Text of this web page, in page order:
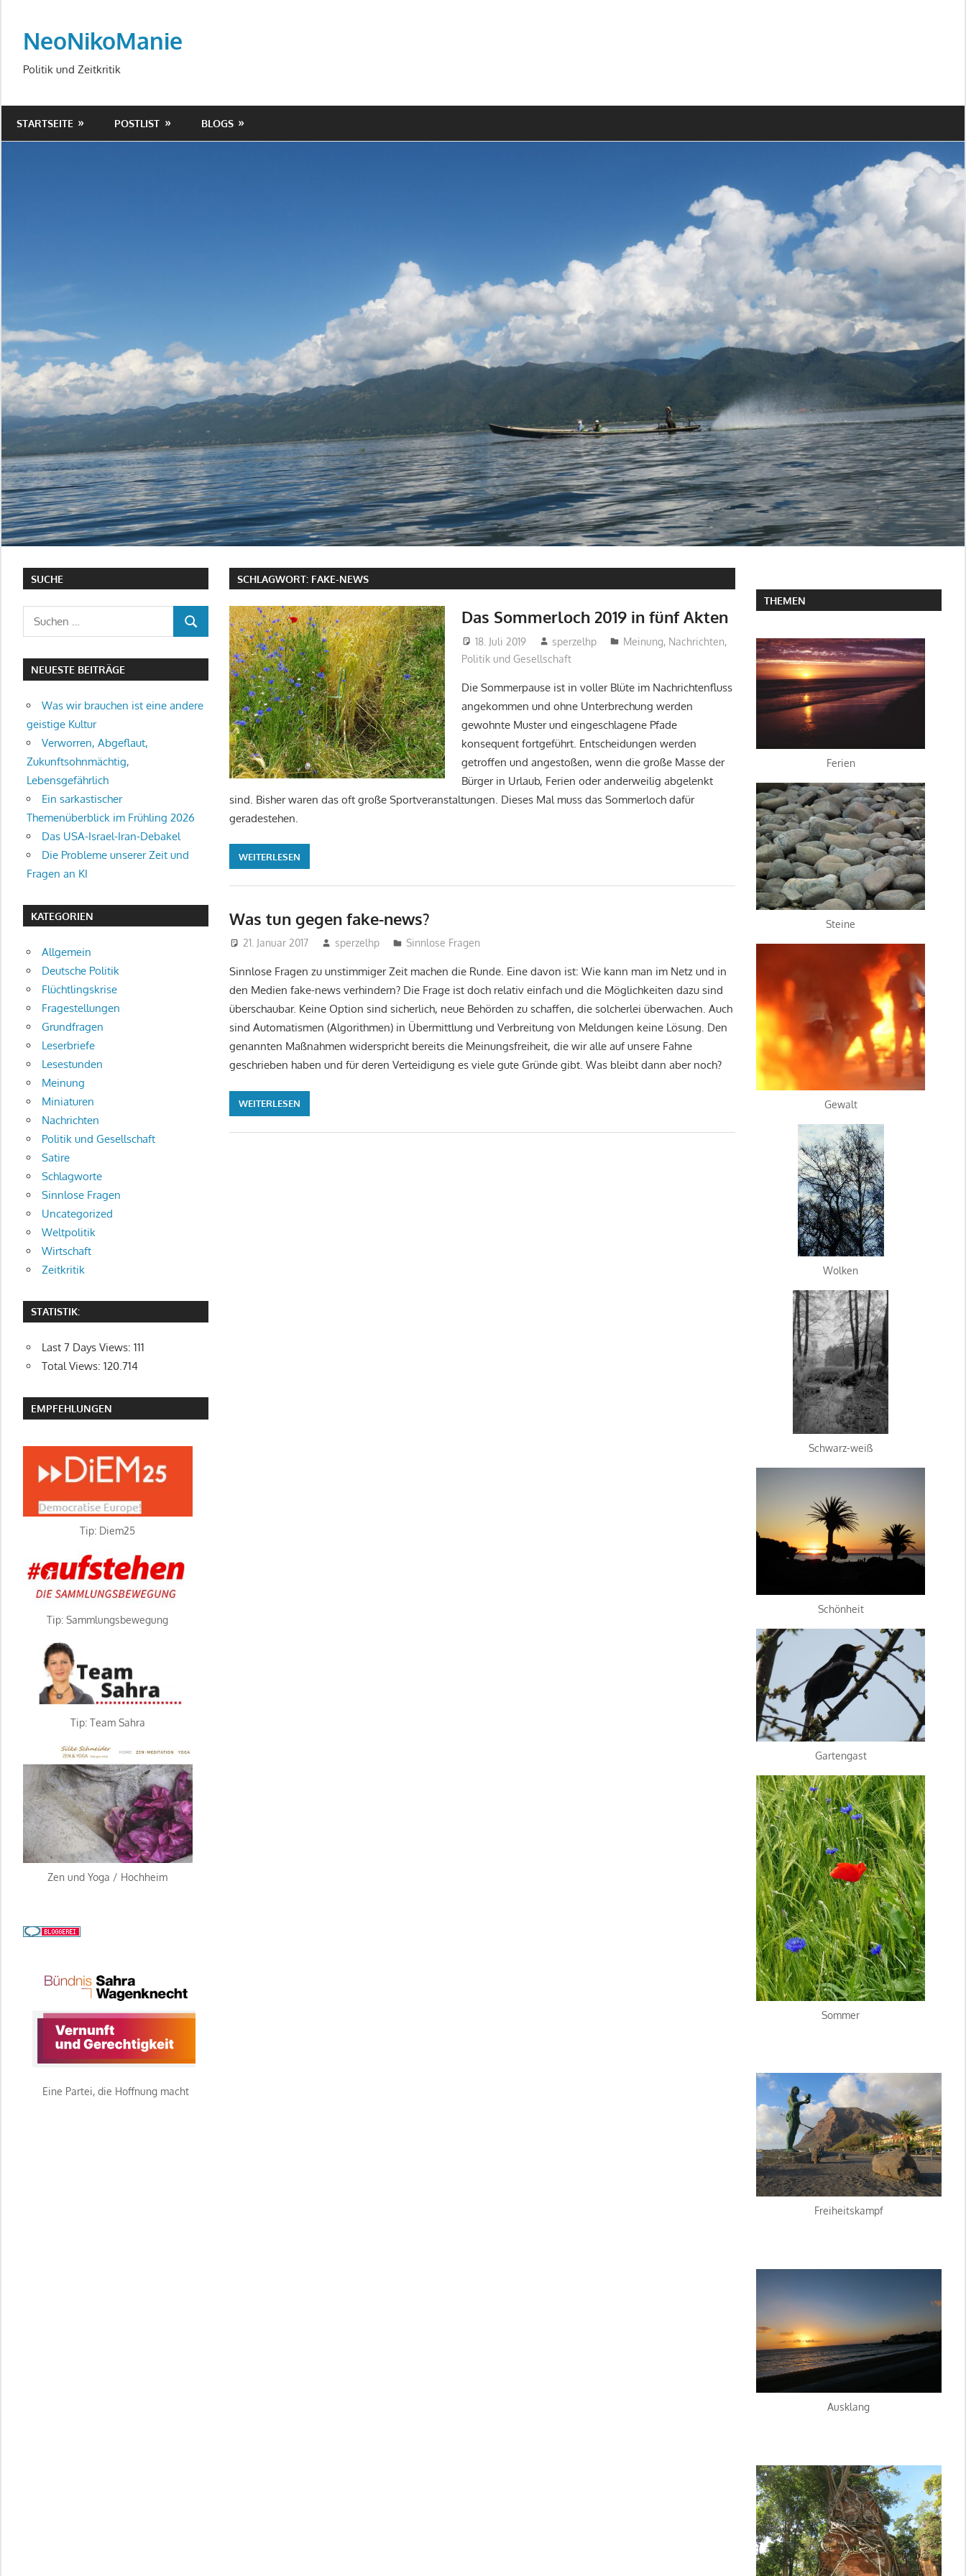
springenNeoNikoManie
Politik und Zeitkritik
STARTSEITE POSTLIST BLOGS
SCHLAGWORT: FAKE-NEWS
Das Sommerloch 2019 in fünf Akten
18. Juli 2019 sperzelhp Meinung, Nachrichten,
Politik und Gesellschaft
Die Sommerpause ist in voller Blüte im Nachrichtenfluss
angekommen und ohne Unterbrechung werden
gewohnte Muster und eingeschlagene Pfade
konsequent fortgeführt. Entscheidungen werden
getroffen und angestoßen, wenn die große Masse der
Bürger in Urlaub, Ferien oder anderweilig abgelenkt
sind. Bisher waren das oft große Sportveranstaltungen. Dieses Mal muss das Sommerloch dafür
geradestehen.
WEITERLESEN
Was tun gegen fake-news?
21. Januar 2017 sperzelhp Sinnlose Fragen
Sinnlose Fragen zu unstimmiger Zeit machen die Runde. Eine davon ist: Wie kann man im Netz und in
den Medien fake-news verhindern? Die Frage ist doch relativ einfach und die Möglichkeiten dazu sind
überschaubar. Keine Option sind sicherlich, neue Behörden zu schaffen, die solcherlei überwachen. Auch
sind Automatismen (Algorithmen) in Übermittlung und Verbreitung von Meldungen keine Lösung. Den
genannten Maßnahmen widerspricht bereits die Meinungsfreiheit, die wir alle auf unsere Fahne
geschrieben haben und für deren Verteidigung es viele gute Gründe gibt. Was bleibt dann aber noch?
WEITERLESEN
SUCHE
Suchen
nach:
SUCHEN
NEUESTE BEITRÄGE
Was wir brauchen ist eine andere
geistige Kultur
Verworren, Abgeflaut,
Zukunftsohnmächtig,
Lebensgefährlich
Ein sarkastischer
Themenüberblick im Frühling 2026
Das USA-Israel-Iran-Debakel
Die Probleme unserer Zeit und
Fragen an KI
KATEGORIEN
Allgemein
Deutsche Politik
Flüchtlingskrise
Fragestellungen
Grundfragen
Leserbriefe
Lesestunden
Meinung
Miniaturen
Nachrichten
Politik und Gesellschaft
Satire
Schlagworte
Sinnlose Fragen
Uncategorized
Weltpolitik
Wirtschaft
Zeitkritik
STATISTIK:
Last 7 Days Views: 111
Total Views: 120.714
EMPFEHLUNGEN
Tip: Diem25
Tip: Sammlungsbewegung
Tip: Team Sahra
Zen und Yoga / Hochheim
Eine Partei, die Hoffnung macht
THEMEN
Ferien
Steine
Gewalt
Wolken
Schwarz-weiß
Schönheit
Gartengast
Sommer
Freiheitskampf
Ausklang